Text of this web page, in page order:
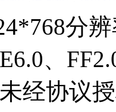
分
、
经协议